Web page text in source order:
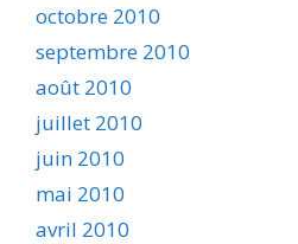
octobre 2010
septembre 2010
août 2010
juillet 2010
juin 2010
mai 2010
avril 2010